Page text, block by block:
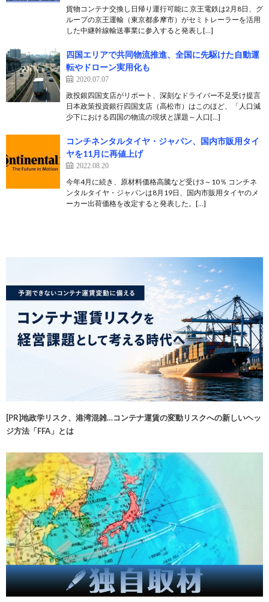
貨物コンテナ交換し日帰り運行可能に 京王電鉄は2月8日、グ
ループの京王運輸（東京都多摩市）がセミトレーラーを活用
した中継幹線輸送事業に参入すると発表し[…]
四国エリアで共同物流推進、全国に先駆けた自動運
転やドローン実用化も
2020.07.07
政投銀四国支店がリポート、深刻なドライバー不足受け提言
日本政策投資銀行四国支店（高松市）はこのほど、「人口減
少下における四国の物流の現状と課題～人口[…]
コンチネンタルタイヤ・ジャパン、国内市販用タイ
ヤを11月に再値上げ
2022.08.20
今年4月に続き、原材料価格高騰など受け3～10％ コンチネ
ンタルタイヤ・ジャパンは8月19日、国内市販用タイヤのメ
ーカー出荷価格を改定すると発表した。[…]
[PR]地政学リスク、港湾混雑…コンテナ運賃の変動リスクへの新しいヘッ
ジ方法「FFA」とは